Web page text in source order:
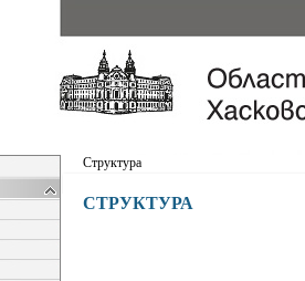
Структура
СТРУКТУРА